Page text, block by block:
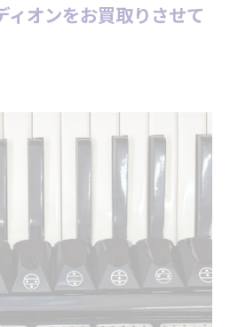
ィオンをお買取りさせて